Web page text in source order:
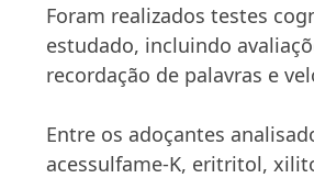
Foram realizados testes
estudado, incluindo
recordação de palavras e
Entre os adoçantes
acessulfame-K, eritritol,